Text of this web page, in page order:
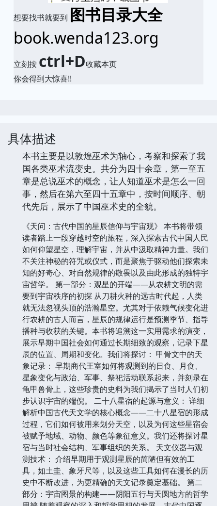
想要找书就要到 图书目录大全
book.wenda123.org
立刻按 ctrl+D收藏本页
你会得到大惊喜!!
具体描述
本书主要是以敦煌巫术为轴心，考察和探索了我
国各类巫术流变史。共分为四十余章，第一至五
章是总说巫术的概念，让人知道巫术是怎么一回
事，然后在第六至四十五章中，按时间顺序、朝
代先后，展示了中国巫术史的全貌。
《天问：古代中国的星辰信仰与宇宙观》 本书将带领
读者踏上一段穿越时空的旅程，深入探索古代中国人民
如何仰望星空，理解宇宙，并从中汲取精神力量。我们
不关注神秘的符咒或仪式，而是聚焦于驱动他们探索未
知的好奇心、对自然规律的敬畏以及由此形成的独特宇
宙哲学。 第一部分：观星的开端——从农耕文明的需
要到宇宙秩序的初探 从刀耕火种的远古时代起，人类
就无法忽视头顶的浩瀚星空。尤其对于依赖气候变化进
行农耕的古人而言，星辰的规律运行是预测季节、指导
播种与收获的关键。本书将追溯这一实用需求的演变，
展示早期中国社会如何通过长期细致的观察，记录下星
辰的位置、周期和变化。我们将探讨： 甲骨文中的天
象记录： 早期商代王室如何将观测到的日食、月食、
星象变化与政治、军事、祭祀活动联系起来，并刻录在
龟甲兽骨上，这些珍贵的史料为我们揭示了当时人们初
步认识宇宙的端倪。 二十八星宿的起源与意义： 详细
解析中国古代天文学的核心概念——二十八星宿的形成
过程，它们如何被用来划分天空，以及为何这些星宿会
被赋予地域、动物、颜色等象征意义。我们还将探讨星
宿与当时社会结构、军事组织的关系。 天文仪器与观
测技术： 介绍早期用于观测星辰的简陋但有效的工
具，如土圭、象牙尺等，以及这些工具如何在漫长的历
史中不断改进，为更精确的天文记录奠定基础。 第二
部分：宇宙图景的构建——阴阳五行与天圆地方的哲学